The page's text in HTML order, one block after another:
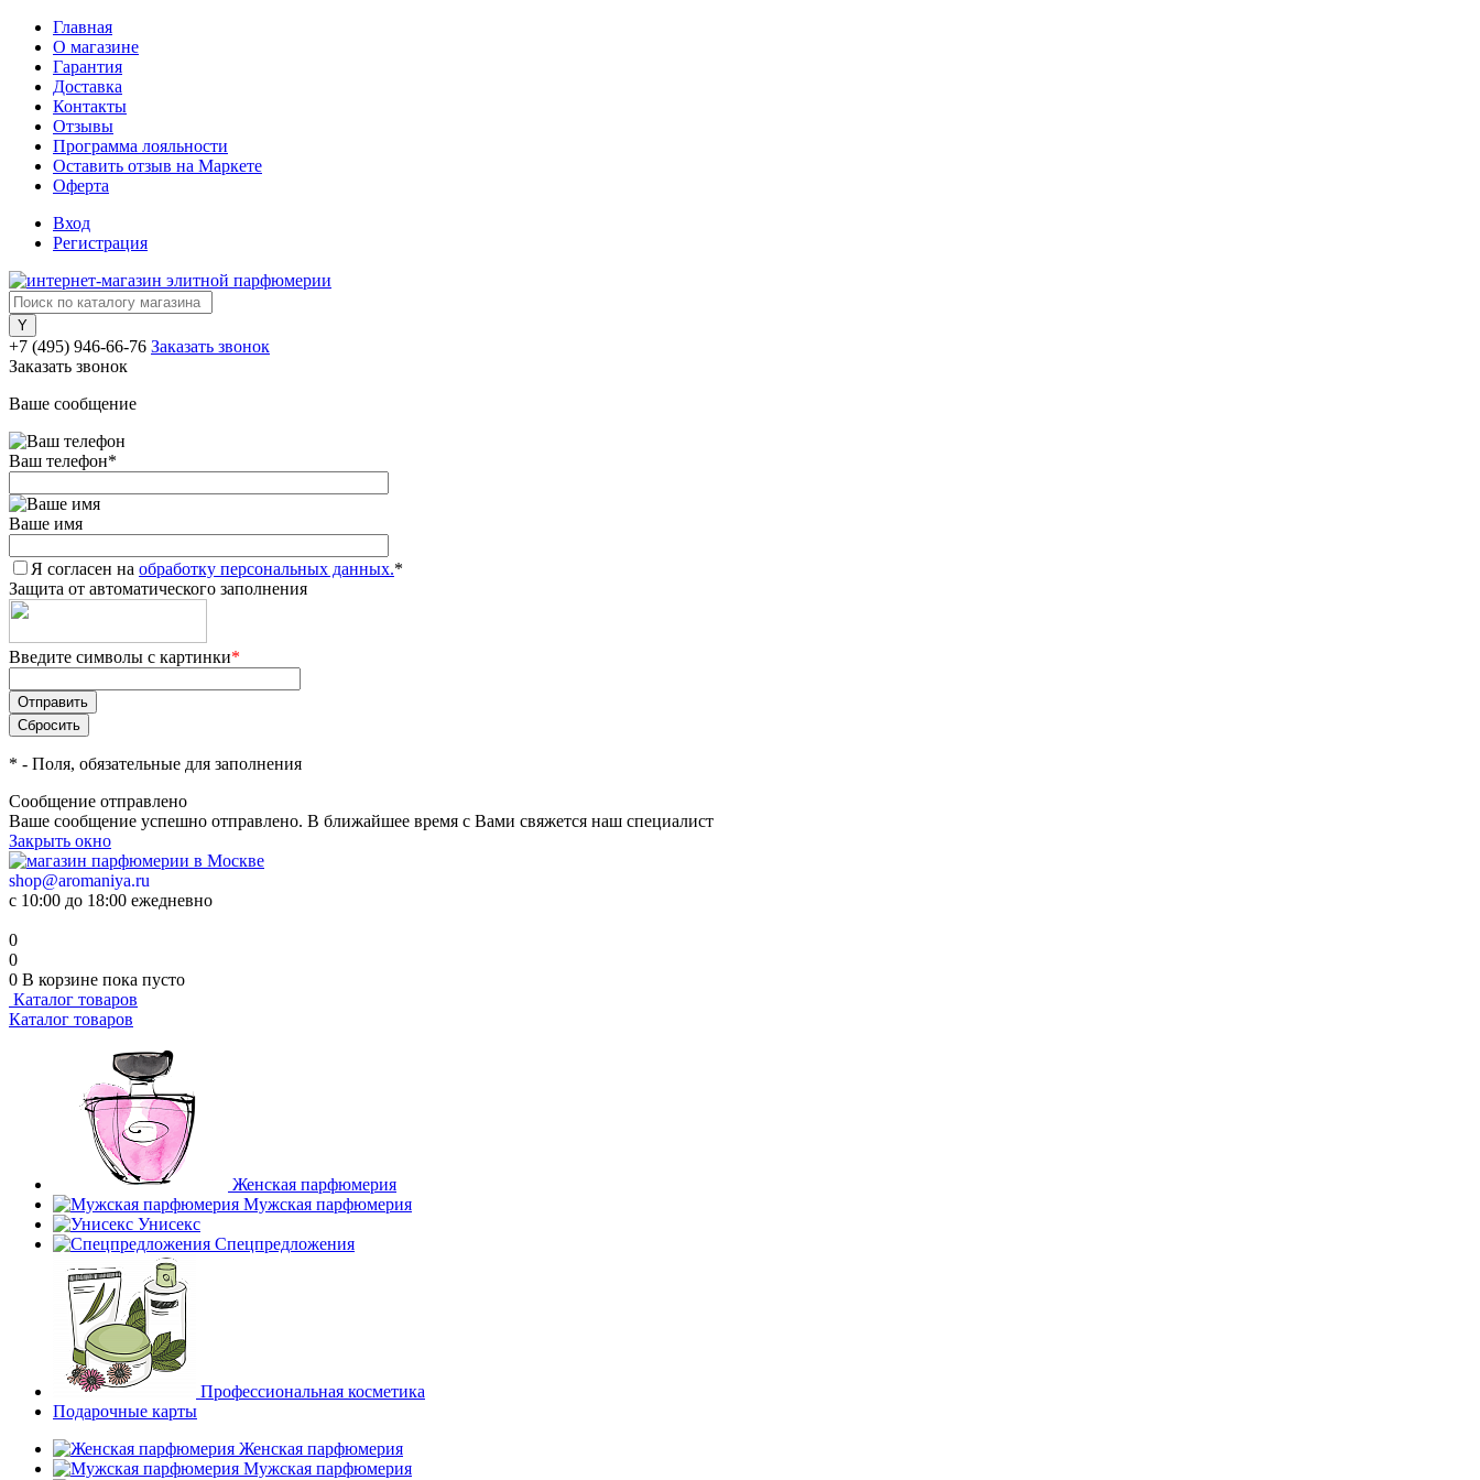
Главная
О магазине
Гарантия
Доставка
Контакты
Отзывы
Программа лояльности
Оставить отзыв на Маркете
Оферта
Вход
Регистрация
+7 (495) 946-66-76 Заказать звонок
Заказать звонок
Ваше сообщение
Ваш телефон*
Ваше имя
Я согласен на обработку персональных данных.*
Защита от автоматического заполнения
Введите символы с картинки*
* - Поля, обязательные для заполнения
Сообщение отправлено
Ваше сообщение успешно отправлено. В ближайшее время с Вами свяжется наш специалист
Закрыть окно
shop@aromaniya.ru
с 10:00 до 18:00 ежедневно
0
0
0 В корзине пока пусто
Каталог товаров
Каталог товаров
Женская парфюмерия
Мужская парфюмерия
Унисекс
Спецпредложения
Профессиональная косметика
Подарочные карты
Женская парфюмерия
Мужская парфюмерия